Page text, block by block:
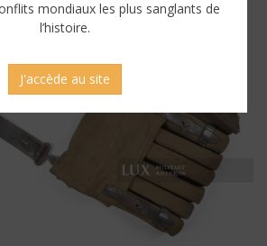
mondiaux les plus sanglants de
l’histoire.
J'accède au site